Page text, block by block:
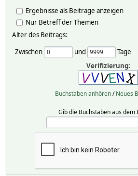
Ergebnisse als Beiträge anzeigen
Nur Betreff der Themen
Alter des Beitrags:
Zwischen
und
Tage
Verifizierung:
Buchstaben anhören/Neues
Gib die Buchstaben aus dem